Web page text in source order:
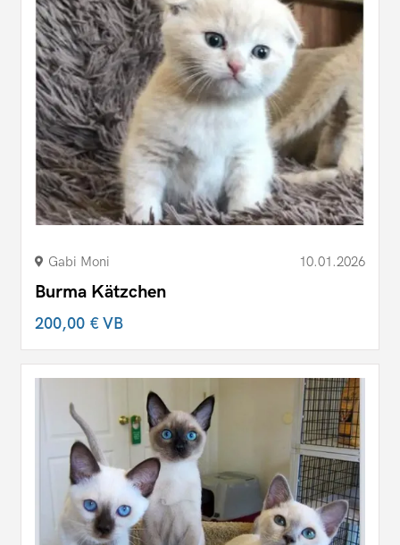
Gabi Moni 10.01.2026
Burma Kätzchen
200,00 €VB